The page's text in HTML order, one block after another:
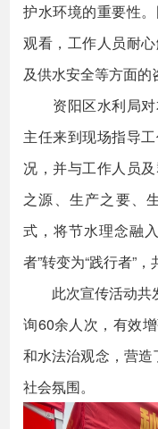
护水环境的重要性
观看，工作人员耐
及供水安全等方面的
资阳区水利局对
主任来到现场指导
况，并与工作人员
之源、生产之要、
式，将节水理念融
者”转变为“践行者”，
此次宣传活动共
询60余人次，有效
和水法治观念，营造
社会氛围。